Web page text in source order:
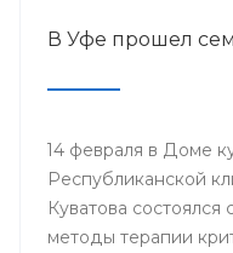
В Уфе прошел
14 февраля в Доме
Республиканской
Куватова
методы терапии